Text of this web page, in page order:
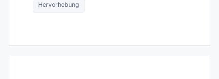
Hervorhebung